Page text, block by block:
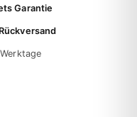
Garantie